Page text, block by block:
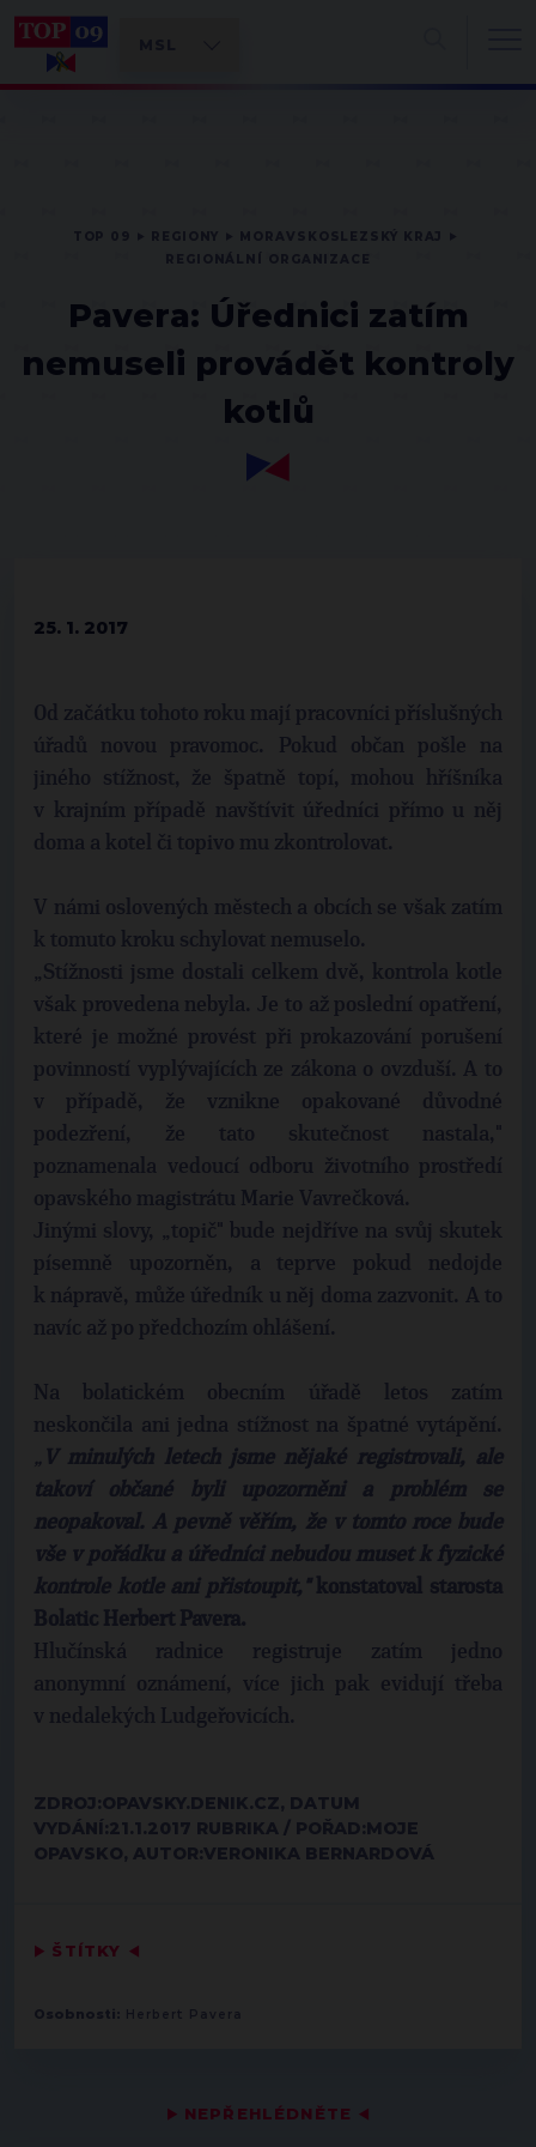
Pavera: Úřednici zatím
nemuseli provádět kontroly
kotlů
▶ NEPŘEHLÉDNĚTE ◀
25. 1. 2017
Od začátku tohoto roku mají pracovníci příslušných
úřadů novou pravomoc. Pokud občan pošle na
jiného stížnost, že špatně topí, mohou hříšníka
v krajním případě navštívit úředníci přímo u něj
doma a kotel či topivo mu zkontrolovat.
V námi oslovených městech a obcích se však zatím
k tomuto kroku schylovat nemuselo.
„Stížnosti jsme dostali celkem dvě, kontrola kotle
však provedena nebyla. Je to až poslední opatření,
které je možné provést při prokazování porušení
povinností vyplývajících ze zákona o ovzduší. A to
v případě, že vznikne opakované důvodné
podezření, že tato skutečnost nastala,"
poznamenala vedoucí odboru životního prostředí
opavského magistrátu Marie Vavrečková.
Jinými slovy, „topič" bude nejdříve na svůj skutek
písemně upozorněn, a teprve pokud nedojde
k nápravě, může úředník u něj doma zazvonit. A to
navíc až po předchozím ohlášení.
Na bolatickém obecním úřadě letos zatím
neskončila ani jedna stížnost na špatné vytápění.
„ V minulých letech jsme nějaké registrovali, ale
takoví občané byli upozorněni a problém se
neopakoval. A pevně věřím, že v tomto roce bude
vše v pořádku a úředníci nebudou muset k fyzické
kontrole kotle ani přistoupit,"konstatoval starosta
Bolatic Herbert Pavera.
Hlučínská radnice registruje zatím jedno
anonymní oznámení, více jich pak evidují třeba
v nedalekých Ludgeřovicích.
ZDROJ:OPAVSKY.DENIK.CZ, DATUM
VYDÁNÍ:21.1.2017 RUBRIKA / POŘAD:MOJE
OPAVSKO, AUTOR:VERONIKA BERNARDOVÁ
▶ ŠTÍTKY ◀
Osobnosti: Herbert Pavera